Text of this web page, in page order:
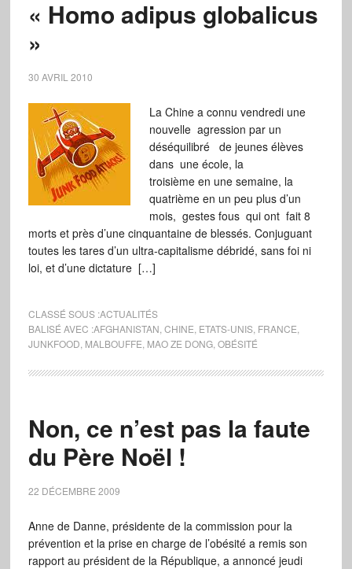
« Homo adipus globalicus
»
30 AVRIL 2010
La Chine a connu vendredi une
nouvelle agression par un
déséquilibré de jeunes élèves
dans une école, la
troisième en une semaine, la
quatrième en un peu plus d’un
mois, gestes fous qui ont fait 8
morts et près d’une cinquantaine de blessés. Conjuguant
toutes les tares d’un ultra-capitalisme débridé, sans foi ni
loi, et d’une dictature […]
CLASSÉ SOUS :ACTUALITÉS
BALISÉ AVEC :AFGHANISTAN CHINE ETATS-UNIS, FRANCE
JUNKFOOD MALBOUFFE MAO ZE DONG, OBÉSITÉ
Non, ce n’est pas la faute
du Père Noël !
22 DÉCEMBRE 2009
Anne de Danne, présidente de la commission pour la
prévention et la prise en charge de l’obésité a remis son
rapport au président de la République, a annoncé jeudi